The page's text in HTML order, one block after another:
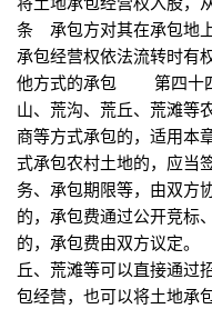
条 承包方对其在承包地
承包经营权依法流转时
他方式的承包 第四十
山、荒沟、荒丘、荒滩等
商等方式承包的，适用
式承包农村土地的，应当
务、承包期限等，由双方
的，承包费通过公开竞标
的，承包费由双方议定
丘、荒滩等可以直接通过
包经营，也可以将土地承